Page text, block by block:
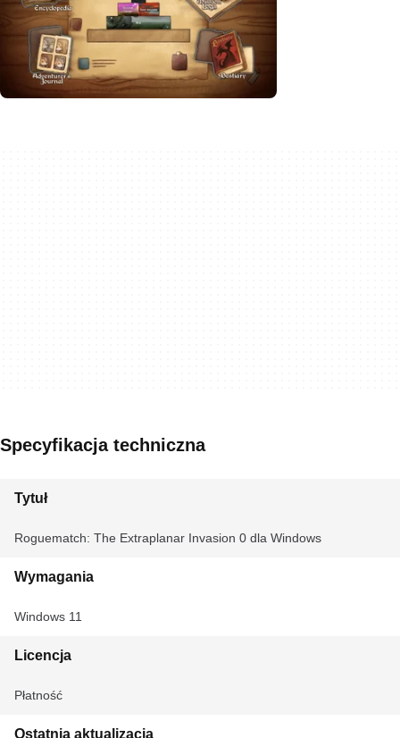
Specyfikacja techniczna
Tytuł
Roguematch: The Extraplanar Invasion 0 dla Windows
Wymagania
Windows 11
Licencja
Płatność
Ostatnia aktualizacja